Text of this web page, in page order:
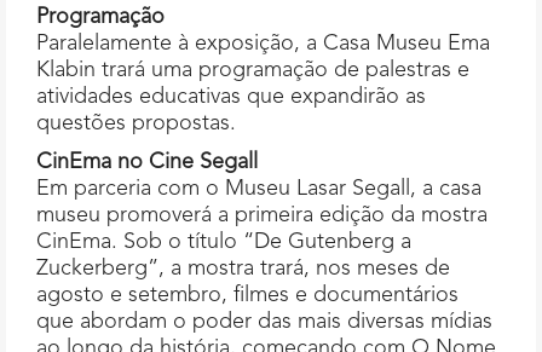
Programação
Paralelamente à exposição, a Casa Museu Ema
Klabin trará uma programação de palestras e
atividades educativas que expandirão as
questões propostas.
CinEma no Cine Segall
Em parceria com o Museu Lasar Segall, a casa
museu promoverá a primeira edição da mostra
CinEma. Sob o título “De Gutenberg a
Zuckerberg”, a mostra trará, nos meses de
agosto e setembro, filmes e documentários
que abordam o poder das mais diversas mídias